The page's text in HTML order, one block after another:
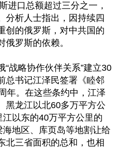
进口总额超过三分之一，
分析人士指出，因持续四
创的俄罗斯，对中共国的
罗斯的依赖。
“战略协作伙伴关系”建立30
总书记江泽民签署《睦邻
年。在这些条约中，江泽
黑龙江以北60多万平方公
江以东的40万平方公里的
海地区、库页岛等地割让给
北三省面积的总和，也相